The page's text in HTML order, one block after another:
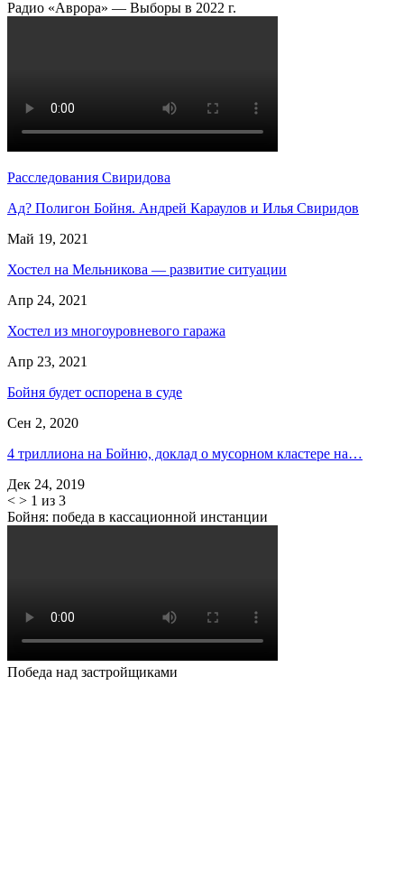
Радио «Аврора» — Выборы в 2022 г.
Расследования Свиридова
Ад? Полигон Бойня. Андрей Караулов и Илья Свиридов
Май 19, 2021
Хостел на Мельникова — развитие ситуации
Апр 24, 2021
Хостел из многоуровневого гаража
Апр 23, 2021
Бойня будет оспорена в суде
Сен 2, 2020
4 триллиона на Бойню, доклад о мусорном кластере на…
Дек 24, 2019
< > 1 из 3
Бойня: победа в кассационной инстанции
Победа над застройщиками